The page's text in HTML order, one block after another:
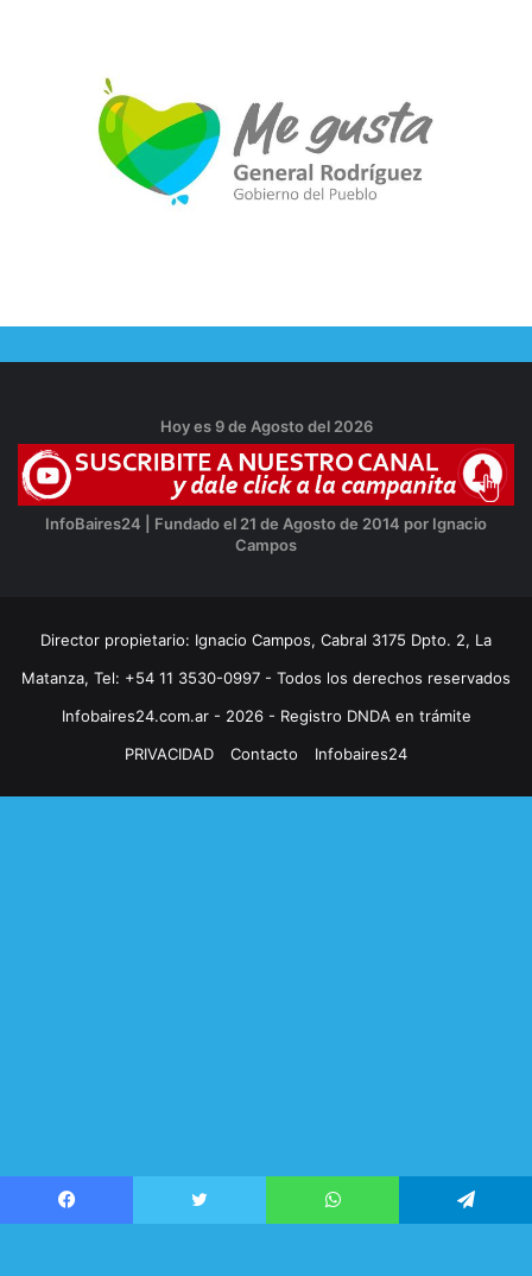
Hoy es 9 de Agosto del 2026
InfoBaires24 | Fundado el 21 de Agosto de 2014 por Ignacio
Campos
Director propietario: Ignacio Campos, Cabral 3175 Dpto. 2, La
Matanza, Tel: +54 11 3530-0997 - Todos los derechos reservados
Infobaires24.com.ar - 2026 - Registro DNDA en trámite
PRIVACIDAD
Contacto Infobaires24
Facebook WhatsApp Telegram